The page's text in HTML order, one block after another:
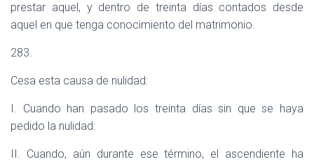
prestar aquel, y dentro de treinta días contados desde
aquel en que tenga conocimiento del matrimonio.
283.
Cesa esta causa de nulidad:
I. Cuando han pasado los treinta días sin que se haya
pedido la nulidad:
II. Cuando, aún durante ese término, el ascendiente ha